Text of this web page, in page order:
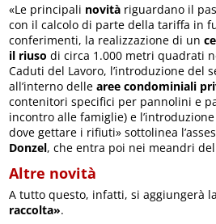
«Le principali novità riguardano il
con il calcolo di parte della tariffa in
conferimenti, la realizzazione di un
il riuso di circa 1.000 metri quadrati
Caduti del Lavoro, l’introduzione del
all’interno dellearee condominiali
contenitori specifici per pannolini e
incontro alle famiglie) e
dove gettare i rifiuti» sottolinea
Donzel, che entra poi nei meandri
Altre novità
A tutto questo, infatti, si aggiungerà
raccolta».